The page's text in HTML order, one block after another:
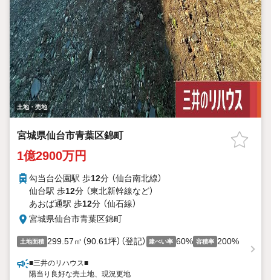
土地・売地
宮城県仙台市青葉区錦町
1億2900万円
勾当台公園駅 歩12分 （仙台南北線）
仙台駅 歩12分 （東北新幹線など）
あおば通駅 歩12分 （仙石線）
宮城県仙台市青葉区錦町
土地面積 299.57㎡（90.61坪）（登記） 建ぺい率 60% 容積率 200%
■三井のリハウス■
陽当り良好な売土地、現況更地